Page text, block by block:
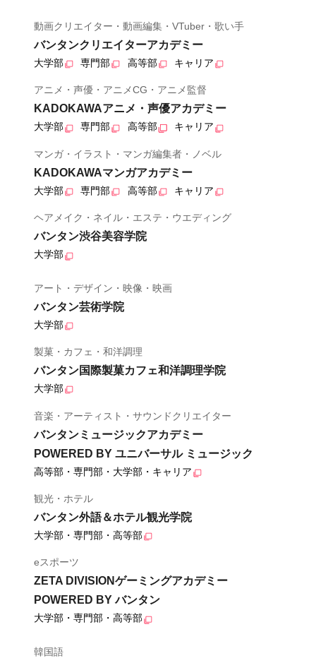
動画クリエイター・動画編集・VTuber・歌い手
バンタンクリエイターアカデミー
大学部 専門部 高等部 キャリア
アニメ・声優・アニメCG・アニメ監督
KADOKAWAアニメ・声優アカデミー
大学部 専門部 高等部 キャリア
マンガ・イラスト・マンガ編集者・ノベル
KADOKAWAマンガアカデミー
大学部 専門部 高等部 キャリア
ヘアメイク・ネイル・エステ・ウエディング
バンタン渋谷美容学院
大学部
アート・デザイン・映像・映画
バンタン芸術学院
大学部
製菓・カフェ・和洋調理
バンタン国際製菓カフェ和洋調理学院
大学部
音楽・アーティスト・サウンドクリエイター
バンタンミュージックアカデミー
POWERED BY ユニバーサル ミュージック
高等部・専門部・大学部・キャリア
観光・ホテル
バンタン外語＆ホテル観光学院
大学部・専門部・高等部
eスポーツ
ZETA DIVISIONゲーミングアカデミー
POWERED BY バンタン
大学部・専門部・高等部
韓国語